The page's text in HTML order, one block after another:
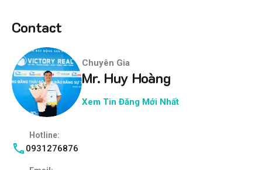
Contact
Chuyên Gia
Mr. Huy Hoàng
Xem Tin Đăng Mới Nhất
Hotline:
0931276876